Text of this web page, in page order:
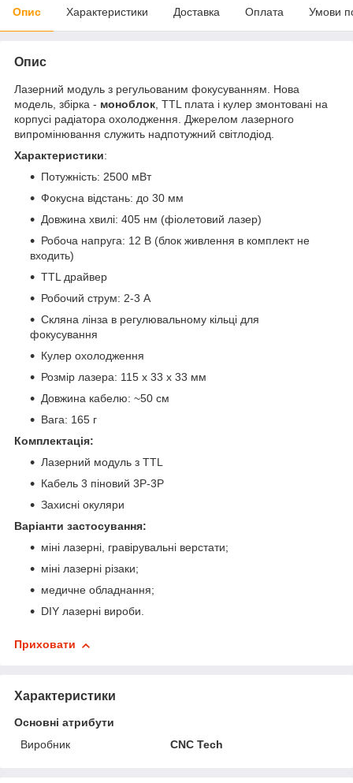
Опис Характеристики Доставка Оплата Умови
Опис
Лазерний модуль з регульованим фокусуванням. Нова
модель, збірка - моноблок, TTL плата і кулер змонтовані на
корпусі радіатора охолодження. Джерелом лазерного
випромінювання служить надпотужний світлодіод.
Характеристики:
Потужність: 2500 мВт
Фокусна відстань: до 30 мм
Довжина хвилі: 405 нм (фіолетовий лазер)
Робоча напруга: 12 В (блок живлення в комплект не
входить)
TTL драйвер
Робочий струм: 2-3 А
Скляна лінза в регулювальному кільці для
фокусування
Кулер охолодження
Розмір лазера: 115 х 33 х 33 мм
Довжина кабелю: ~50 см
Вага: 165 г
Комплектація:
Лазерний модуль з TTL
Кабель 3 піновий 3P-3P
Захисні окуляри
Варіанти застосування:
міні лазерні, гравірувальні верстати;
міні лазерні різаки;
медичне обладнання;
DIY лазерні вироби.
Приховати
Характеристики
Основні атрибути
Виробник
CNC Tech